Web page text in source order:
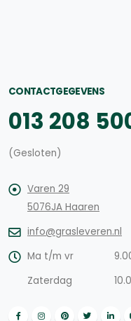
CONTACTGEGEVENS
013 208
(Gesloten)
Varen 29
5076JA Haaren
info@grasleveren.nl
Ma t/m vr
Zaterdag